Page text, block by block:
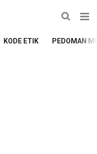
KODE ETIK PEDOMAN